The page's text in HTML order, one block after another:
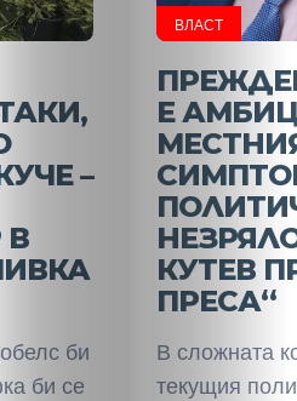
НАЧАЛО
Политика
Разследване
Спорт
Скандали
Култура
–
В
би
би се
ВЛАСТ
Е
КУТЕВ
ПРЕСА“
В сложната
текущия